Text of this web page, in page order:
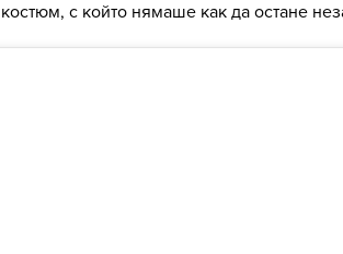
костюм, с който нямаше как да остане